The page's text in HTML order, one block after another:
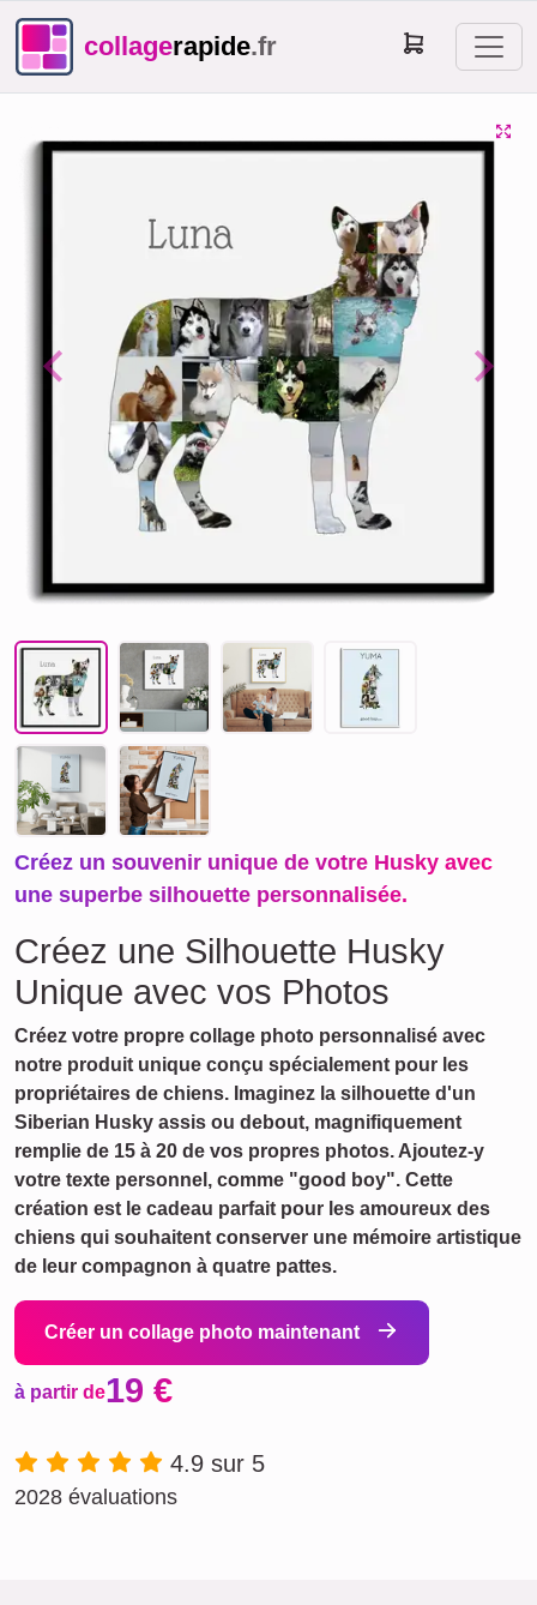
collagerapide.fr
Previous Next
Créez un souvenir unique de votre Husky avec
une superbe silhouette personnalisée.
Créez une Silhouette Husky
Unique avec vos Photos
Créez votre propre collage photo personnalisé avec
notre produit unique conçu spécialement pour les
propriétaires de chiens. Imaginez la silhouette d'un
Siberian Husky assis ou debout, magnifiquement
remplie de 15 à 20 de vos propres photos. Ajoutez-y
votre texte personnel, comme "good boy". Cette
création est le cadeau parfait pour les amoureux des
chiens qui souhaitent conserver une mémoire artistique
de leur compagnon à quatre pattes.
Créer un collage photo maintenant
à partir de19 €
4.9 sur 5
2028 évaluations